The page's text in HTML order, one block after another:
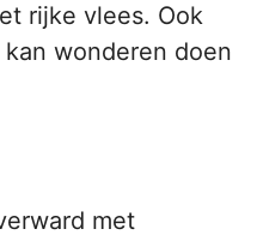
rijke vlees. Ook
wonderen doen
met